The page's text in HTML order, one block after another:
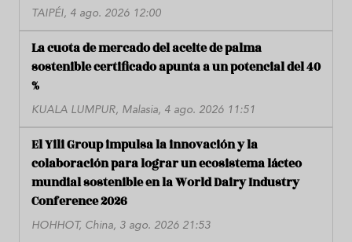
TAIPÉI, 4 ago. 2026 12:00
La cuota de mercado del aceite de palma
sostenible certificado apunta a un potencial del 40
%
KUALA LUMPUR, Malasia, 4 ago. 2026 11:51
El Yili Group impulsa la innovación y la
colaboración para lograr un ecosistema lácteo
mundial sostenible en la World Dairy Industry
Conference 2026
HOHHOT, China, 3 ago. 2026 21:53